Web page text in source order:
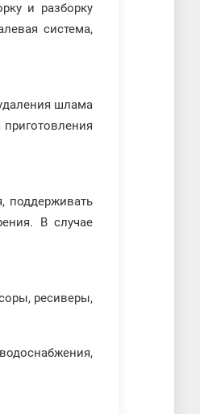
и разборку
система,
шлама
поддерживать
В случае
ресиверы,